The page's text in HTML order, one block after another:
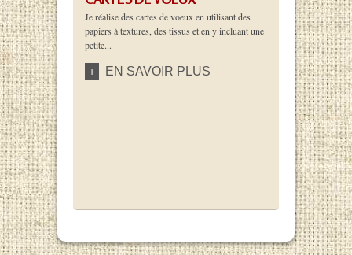
Je réalise des cartes de voeux en utilisant des
papiers à textures, des tissus et en y incluant une
petite...
+ EN SAVOIR PLUS